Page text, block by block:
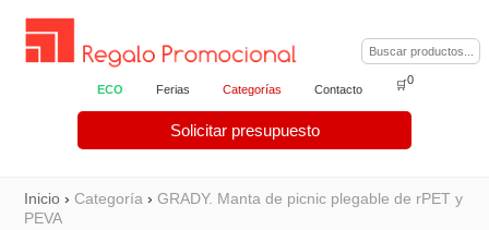
ECO Ferias Categorías Contacto
Solicitar presupuesto
🛒0
Inicio ›Categoría ›GRADY. Manta de picnic plegable de rPET y
PEVA